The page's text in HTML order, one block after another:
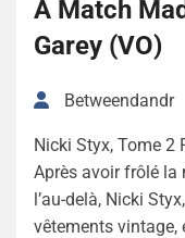
A Match
Garey (VO)
Betweendandr
Nicki Styx, Tome 2
Après avoir frôlé
l’au-delà, Nicki
vêtements vintage,